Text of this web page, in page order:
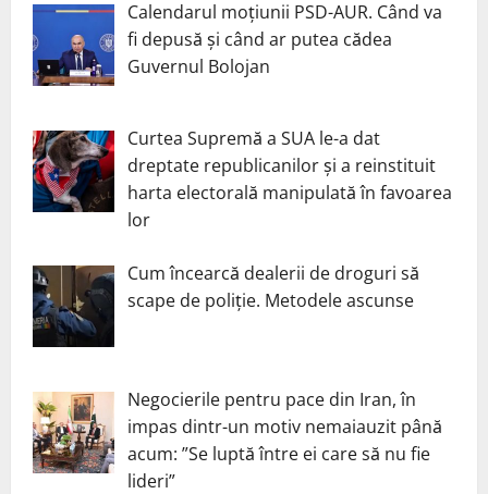
Calendarul moțiunii PSD-AUR. Când va
fi depusă și când ar putea cădea
Guvernul Bolojan
Curtea Supremă a SUA le-a dat
dreptate republicanilor și a reinstituit
harta electorală manipulată în favoarea
lor
Cum încearcă dealerii de droguri să
scape de poliție. Metodele ascunse
Negocierile pentru pace din Iran, în
impas dintr-un motiv nemaiauzit până
acum: ”Se luptă între ei care să nu fie
lideri”